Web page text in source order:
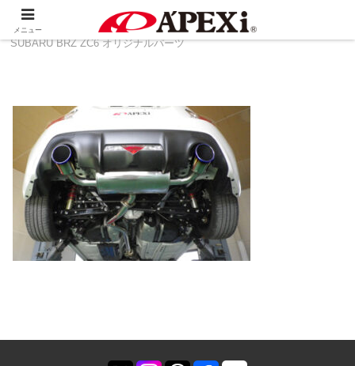
製品情報 その他
TOYOTA 86 ZN6 ＆
SUBARU BRZ ZC6 オリジナルパーツ
メニュー